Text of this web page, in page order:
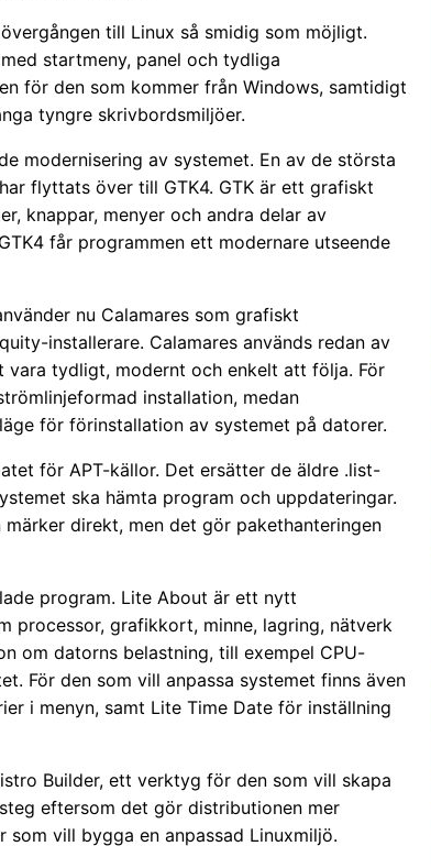
till Linux så smidig som möjligt.
startmeny, panel och tydliga
för den som kommer från Windows, samtidigt
tyngre skrivbordsmiljöer.
modernisering av systemet. En av de största
flyttats över till GTK4. GTK är ett grafiskt
knappar, menyer och andra delar av
får programmen ett modernare utseende
nu Calamares som grafiskt
installerare. Calamares används redan av
tydligt, modernt och enkelt att följa. För
installation, medan
för förinstallation av systemet på datorer.
för APT-källor. Det ersätter de äldre .list-
ska hämta program och uppdateringar.
direkt, men det gör pakethanteringen
program. Lite About är ett nytt
processor, grafikkort, minne, lagring, nätverk
om datorns belastning, till exempel CPU-
För den som vill anpassa systemet finns även
i menyn, samt Lite Time Date för inställning
Builder, ett verktyg för den som vill skapa
eftersom det gör distributionen mer
vill bygga en anpassad Linuxmiljö.